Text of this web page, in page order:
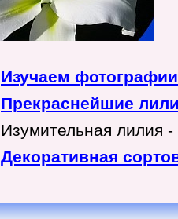
Изучаем
Прекраснейшие
Изумительная лилия
Декоративная